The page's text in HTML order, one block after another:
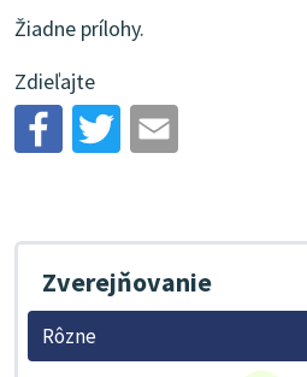
Žiadne prílohy.
Zdieľajte
Zverejňovanie
Rôzne